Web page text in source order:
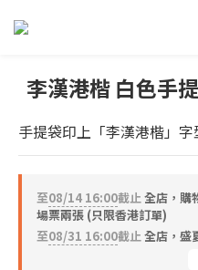
李漢港楷 白色手
手提袋印上「李漢港楷」
至08/14 16:00截止全店，購
場票兩張 (只限香港訂單)
至08/31 16:00截止全店，盛